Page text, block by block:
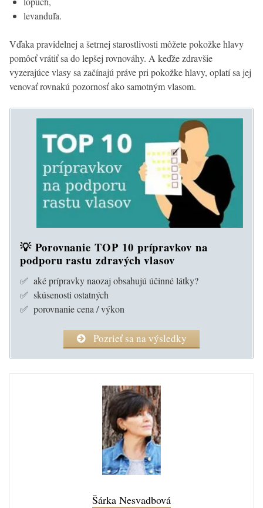
levanduľa.
Vďaka pravidelnej a šetrnej starostlivosti môžete pokožke hlavy
pomôcť vrátiť sa do lepšej rovnováhy. A keďže zdravšie
vyzerajúce vlasy sa začínajú práve pri pokožke hlavy, oplatí sa jej
venovať rovnakú pozornosť ako samotným vlasom.
💡 Porovnanie TOP 10 prípravkov na
podporu rastu zdravých vlasov
✅ aké prípravky naozaj obsahujú účinné látky?
✅ skúsenosti ostatných
✅ porovnanie cena / výkon
Pozrieť sa na výsledky
Šárka Nesvadbová